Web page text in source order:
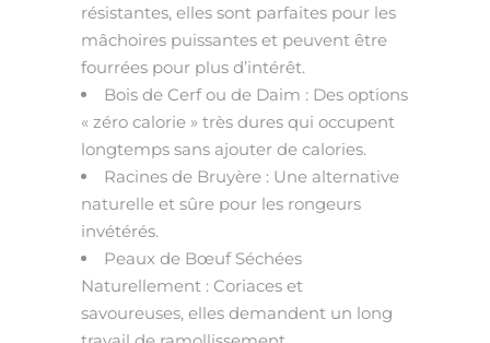
résistantes, elles sont parfaites pour les
mâchoires puissantes et peuvent être
fourrées pour plus d’intérêt.
Bois de Cerf ou de Daim : Des options
« zéro calorie » très dures qui occupent
longtemps sans ajouter de calories.
Racines de Bruyère : Une alternative
naturelle et sûre pour les rongeurs
invétérés.
Peaux de Bœuf Séchées
Naturellement : Coriaces et
savoureuses, elles demandent un long